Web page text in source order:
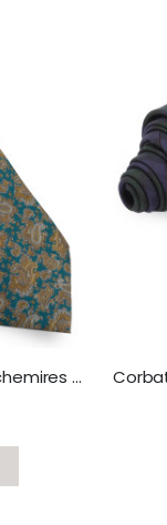
Corbata Verde Botella Cachemires Ocres